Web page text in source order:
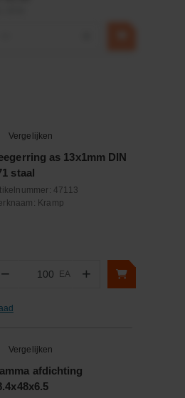
Vergelijken
as 13x1mm DIN
staal
47113
Kramp
− Aantal
EA +
Vergelijken
afdichting